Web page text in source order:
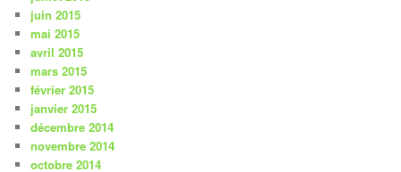
juin 2015
mai 2015
avril 2015
mars 2015
février 2015
janvier 2015
décembre 2014
novembre 2014
octobre 2014